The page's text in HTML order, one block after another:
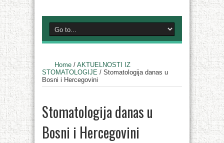
Home / AKTUELNOSTI IZ
STOMATOLOGIJE / Stomatologija danas u
Bosni i Hercegovini
Stomatologija danas u
Bosni i Hercegovini